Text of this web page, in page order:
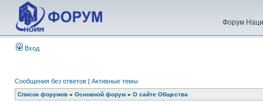
Форум
Вход
Сообщения без ответов | Активные темы
Список форумов » Основной форум » О сайте Общества